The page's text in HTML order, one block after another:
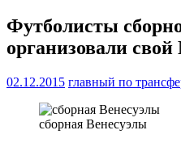
Футболисты
организовали
02.12.2015 главный по
сборная Венесуэлы